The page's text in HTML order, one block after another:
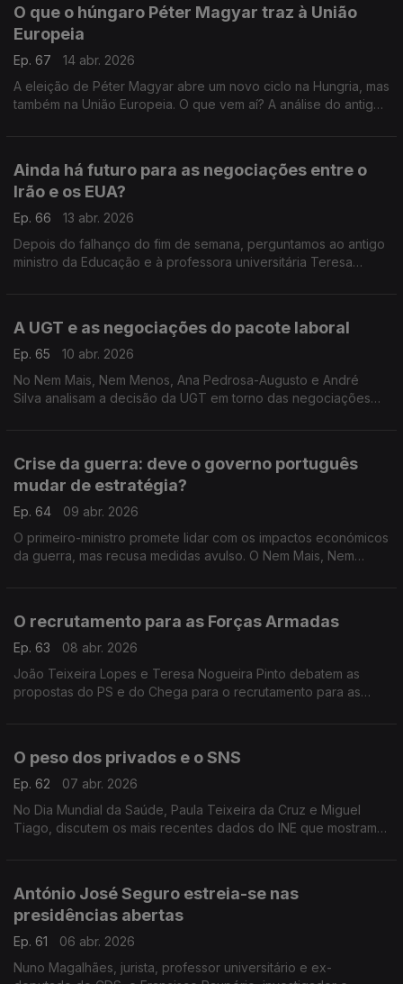
O que o húngaro Péter Magyar traz à União
Europeia
Ep. 67
14 abr. 2026
A eleição de Péter Magyar abre um novo ciclo na Hungria, mas
também na União Europeia. O que vem aí? A análise do antigo
Ainda há futuro para as negociações entre o
Irão e os EUA?
Ep. 66
13 abr. 2026
Depois do falhanço do fim de semana, perguntamos ao antigo
ministro da Educação e à professora universitária Teresa
A UGT e as negociações do pacote laboral
Ep. 65
10 abr. 2026
No Nem Mais, Nem Menos, Ana Pedrosa-Augusto e André
Silva analisam a decisão da UGT em torno das negociações
Crise da guerra: deve o governo português
mudar de estratégia?
Ep. 64
09 abr. 2026
O primeiro-ministro promete lidar com os impactos económicos
da guerra, mas recusa medidas avulso. O Nem Mais, Nem
O recrutamento para as Forças Armadas
Ep. 63
08 abr. 2026
João Teixeira Lopes e Teresa Nogueira Pinto debatem as
propostas do PS e do Chega para o recrutamento para as
O peso dos privados e o SNS
Ep. 62
07 abr. 2026
No Dia Mundial da Saúde, Paula Teixeira da Cruz e Miguel
Tiago, discutem os mais recentes dados do INE que mostram o
António José Seguro estreia-se nas
presidências abertas
Ep. 61
06 abr. 2026
Nuno Magalhães, jurista, professor universitário e ex-